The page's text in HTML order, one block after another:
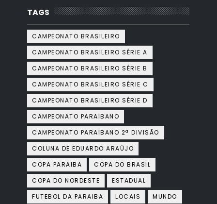
TAGS
CAMPEONATO BRASILEIRO
CAMPEONATO BRASILEIRO SÉRIE A
CAMPEONATO BRASILEIRO SÉRIE B
CAMPEONATO BRASILEIRO SÉRIE C
CAMPEONATO BRASILEIRO SÉRIE D
CAMPEONATO PARAIBANO
CAMPEONATO PARAIBANO 2ª DIVISÃO
COLUNA DE EDUARDO ARAÚJO
COPA PARAIBA
COPA DO BRASIL
COPA DO NORDESTE
ESTADUAL
FUTEBOL DA PARAIBA
LOCAIS
MUNDO